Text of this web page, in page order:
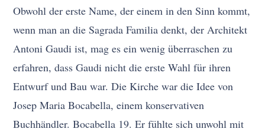
Obwohl der erste Name, der einem in den Sinn kommt,
wenn man an die Sagrada Familia denkt, der Architekt
Antoni Gaudi ist, mag es ein wenig überraschen zu
erfahren, dass Gaudi nicht die erste Wahl für ihren
Entwurf und Bau war. Die Kirche war die Idee von
Josep Maria Bocabella, einem konservativen
Buchhändler. Bocabella 19. Er fühlte sich unwohl mit